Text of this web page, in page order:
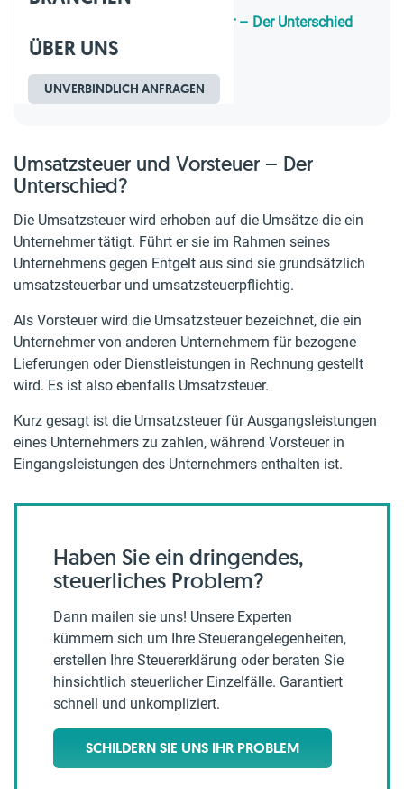
ÜBER UNS
UNVERBINDLICH ANFRAGEN
Umsatzsteuer und Vorsteuer – Der Unterschied
2. Umsatzsteuer
4. Beispiel
Umsatzsteuer und Vorsteuer – Der
Unterschied?
Die Umsatzsteuer wird erhoben auf die Umsätze die ein
Unternehmer tätigt. Führt er sie im Rahmen seines
Unternehmens gegen Entgelt aus sind sie grundsätzlich
umsatzsteuerbar und umsatzsteuerpflichtig.
Als Vorsteuer wird die Umsatzsteuer bezeichnet, die ein
Unternehmer von anderen Unternehmern für bezogene
Lieferungen oder Dienstleistungen in Rechnung gestellt
wird. Es ist also ebenfalls Umsatzsteuer.
Kurz gesagt ist die Umsatzsteuer für Ausgangsleistungen
eines Unternehmers zu zahlen, während Vorsteuer in
Eingangsleistungen des Unternehmers enthalten ist.
Haben Sie ein dringendes,
steuerliches Problem?
Dann mailen sie uns! Unsere Experten
kümmern sich um Ihre Steuerangelegenheiten,
erstellen Ihre Steuererklärung oder beraten Sie
hinsichtlich steuerlicher Einzelfälle. Garantiert
schnell und unkompliziert.
SCHILDERN SIE UNS IHR PROBLEM